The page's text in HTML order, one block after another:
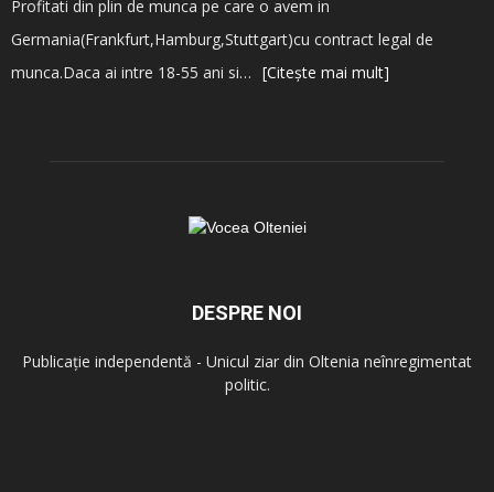
Profitati din plin de munca pe care o avem in
Germania(Frankfurt,Hamburg,Stuttgart)cu contract legal de
munca.Daca ai intre 18-55 ani si… [Citește mai mult]
DESPRE NOI
Publicație independentă - Unicul ziar din Oltenia neînregimentat
politic.